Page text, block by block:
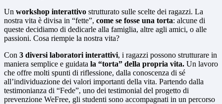
Un workshop interattivo strutturato sulle scelte dei ragazzi. La
nostra vita è divisa in “fette”, come se fosse una torta: alcune di
queste decidiamo di dedicarle alla famiglia, altre agli amici, o alle
passioni. Cosa riempie la nostra vita?
Con 3 diversi laboratori interattivi, i ragazzi possono strutturare in
maniera semplice e guidata la “torta” della propria vita. Un lavoro
che offre molti spunti di riflessione, dalla conoscenza di sé
all’individuazione dei valori importanti della vita. Partendo dalla
testimonianza di “Fede”, uno dei testimonial del progetto di
prevenzione WeFree, gli studenti sono accompagnati in un percorso